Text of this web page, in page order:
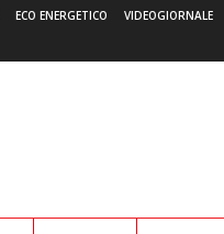
ECO ENERGETICO VIDEOGIORNALE